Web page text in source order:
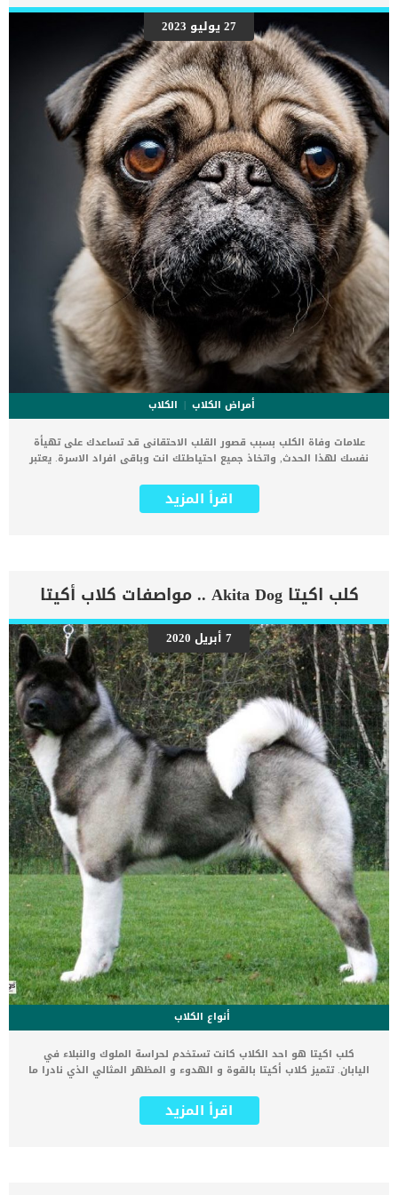
27 يوليو 2023
أمراض الكلاب
الكلاب
علامات وفاة الكلب بسبب قصور القلب الاحتقانى قد تساعدك على تهيأة
نفسك لهذا الحدث, واتخاذ جميع احتياطتك انت وباقى افراد الاسرة. يعتبر
يتعرض لها جميع الكائنات الحية بما فى ذلك الكلاب والقطط. كما ان القلب
يعتبر عضوا رئيسيا فى جسم الكلاب, واى قصور به يعتبر قصور فى باقى
اعراض وعلامات تضخم القلب عند الكلاب فى هذا المقال سنطلعك على
بعض العلامات التي تشير إلى أن كلبك قد اقترب من مرحلة يحتافيها إلى
رعاية المسنين أو قد تفكر في القتل الرحيم. يمكننا اختصار هذه العلامات
على شكل مجموعة من المراحل التى يتدرجها الكلب الى ان يصل الى
النهاية. اهم علامات وفاة الكلاب بسبب قصور القلب الاحتقانى كما ذكرنا
ستكون هذه العلامات عبارة عن مراحل متدرجة الى المرحلة الاخيرة وهى
الوفاة. _المرحلة الاولى, تظهر ان الكلب معرض لخطر الإصابة بسرطان
القلب ، ولكن ليس لديه أعراض ولا تغييرات في القلب. _المرحلة
الثانية,يعاني الكلب […]
اقرأ المزيد
كلب اكيتا Akita Dog .. مواصفات كلاب أكيتا
7 أبريل 2020
أنواع الكلاب
كلب اكيتا هو احد الكلاب كانت تستخدم لحراسة الملوك والنبلاء في
اليابان. تتميز كلاب أكيتا بالقوة و الهدوء و المظهر المثالي الذي نادرا ما
كلاب أكيتا واشهر ألوانها وانواعها وطرق الاهتمام بها. محتويات
الموضوع:مميزات كلب اكيتا الياباني تاريخ نشاة سلالة كلاب الأكيتا الصفات
اقرأ المزيد